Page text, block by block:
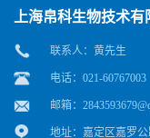
上海帛科生物技术有
联系人：黄先生
电话：021-60767003
邮箱：
地址：嘉定区嘉罗公